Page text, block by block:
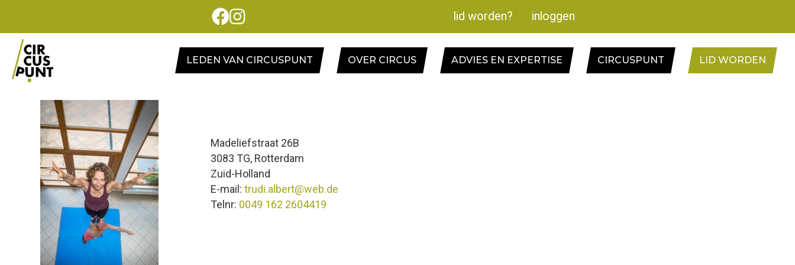
lid worden? inloggen
LEDEN VAN CIRCUSPUNT OVER CIRCUS ADVIES EN EXPERTISE CIRCUSPUNT LID WORDEN
Madeliefstraat 26B
3083 TG, Rotterdam
Zuid-Holland
E-mail: trudi.albert@web.de
Telnr: 0049 162 2604419